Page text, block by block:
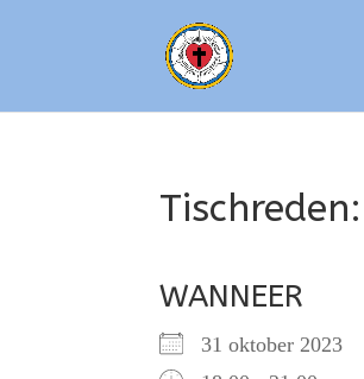
WANNEER
31 oktober 2023